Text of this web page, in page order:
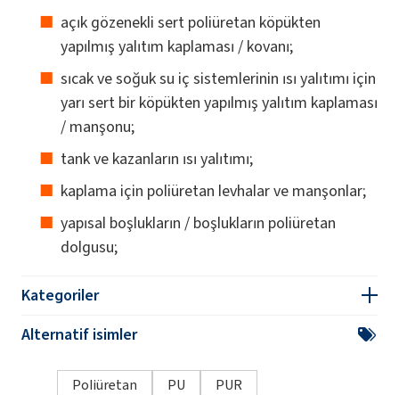
açık gözenekli sert poliüretan köpükten
yapılmış yalıtım kaplaması / kovanı;
sıcak ve soğuk su iç sistemlerinin ısı yalıtımı için
yarı sert bir köpükten yapılmış yalıtım kaplaması
/ manşonu;
tank ve kazanların ısı yalıtımı;
kaplama için poliüretan levhalar ve manşonlar;
yapısal boşlukların / boşlukların poliüretan
dolgusu;
Kategoriler
Alternatif isimler
Poliüretan PU
PUR